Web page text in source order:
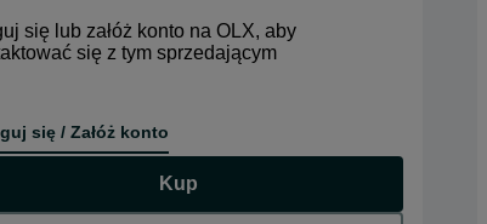
się lub załóż konto na OLX, aby
się z tym sprzedającym
się / Załóż konto
Kup